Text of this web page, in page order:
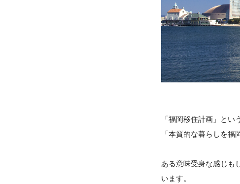
「福岡移住計画」と
「本質的な暮らしを
ある意味受身な感じも
います。